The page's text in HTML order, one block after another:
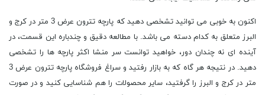
اکنون به خوبی می توانید تشخصی دهید که پارچه تترون عرض 3 متر در کرج و
البرز متعلق به کدام دسته می باشد. با مطالعه دقیق و چندباره این قسمت، در
آینده ای نه چندان دور، خواهید توانست سر منشا اکثر پارچه ها را تشخصی
دهید. در نتیجه هر گاه که به بازار رفتید و سراغ فروشگاه پارچه تترون عرض 3
متر در کرج و البرز را گرفتید، سایر محصولات را هم شناسایی کنید و در صورت